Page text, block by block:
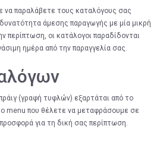
να παραλάβετε τους καταλόγους σας
άμεσης παραγωγής με μία μικρή
περίπτωση, οι κατάλογοι παραδίδονται
ημέρα από την παραγγελία σας.
(γραφή τυφλών) εξαρτάται από το
menu που θέλετε να μεταφράσουμε σε
για τη δική σας περίπτωση.